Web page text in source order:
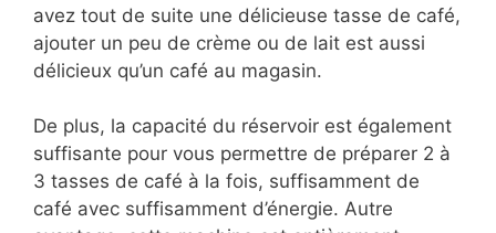
avez tout de suite une délicieuse tasse de café,
ajouter un peu de crème ou de lait est aussi
délicieux qu’un café au magasin.
De plus, la capacité du réservoir est également
suffisante pour vous permettre de préparer 2 à
3 tasses de café à la fois, suffisamment de
café avec suffisamment d’énergie. Autre